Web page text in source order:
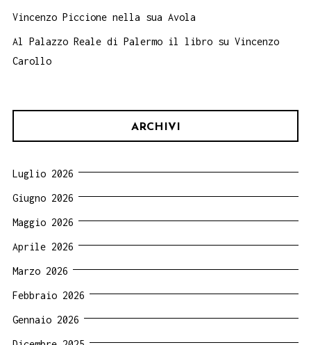
Vincenzo Piccione nella sua Avola
Al Palazzo Reale di Palermo il libro su Vincenzo
Carollo
ARCHIVI
Luglio 2026
Giugno 2026
Maggio 2026
Aprile 2026
Marzo 2026
Febbraio 2026
Gennaio 2026